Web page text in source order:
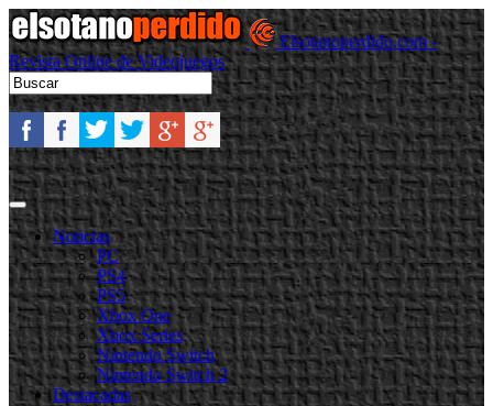
Elsotanoperdido.com -
Revista Online de Videojuegos
Noticias
PC
PS4
PS5
Xbox One
Xbox Series
Nintendo Switch
Nintendo Switch 2
Destacadas